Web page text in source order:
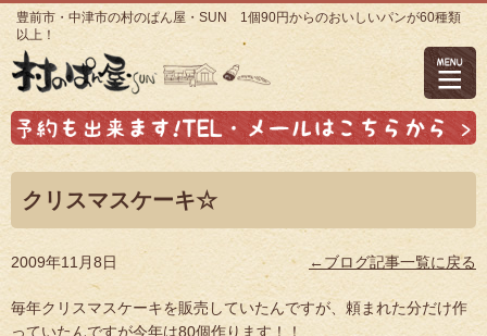
豊前市・中津市の村のぱん屋・SUN 1個90円からのおいしいパンが60種類
以上！
クリスマスケーキ☆
2009年11月8日 ←ブログ記事一覧に戻る
毎年クリスマスケーキを販売していたんですが、頼まれた分だけ作
っていたんですが今年は80個作ります！！